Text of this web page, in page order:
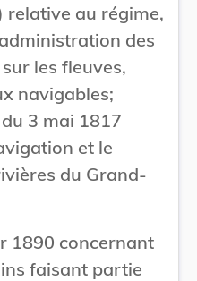
relative au régime,
des
les fleuves,
navigables;
3 mai 1817
et le
du Grand-
1890 concernant
faisant partie